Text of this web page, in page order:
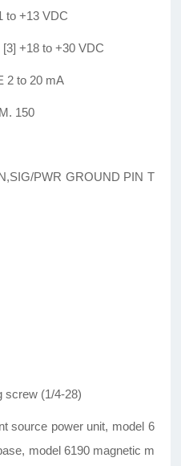
to +13 VDC
+18 to +30 VDC
2 to 20 mA
150
PWR GROUND PIN T
screw (1/4-28)
source power unit, model 6
model 6190 magnetic m